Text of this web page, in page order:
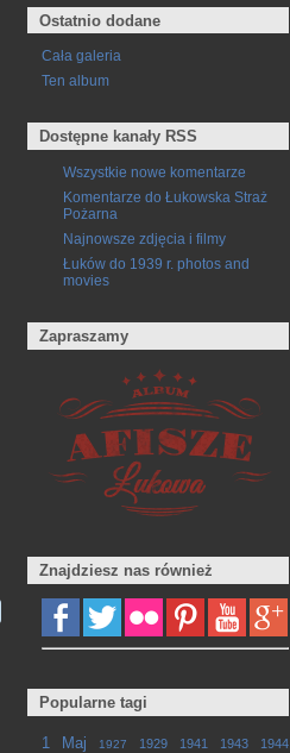
Ostatnio dodane
Cała galeria
Ten album
Dostępne kanały RSS
Wszystkie nowe komentarze
Komentarze do Łukowska Straż
Pożarna
Najnowsze zdjęcia i filmy
Łuków do 1939 r. photos and
movies
Zapraszamy
Znajdziesz nas również
Popularne tagi
1 Maj 1927 1929 1941 1943 1944